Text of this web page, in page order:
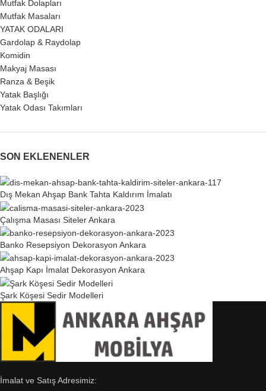
Mutfak Dolapları
Mutfak Masaları
YATAK ODALARI
Gardolap & Raydolap
Komidin
Makyaj Masası
Ranza & Beşik
Yatak Başlığı
Yatak Odası Takımları
SON EKLENENLER
Dış Mekan Ahşap Bank Tahta Kaldırım İmalatı
Çalışma Masası Siteler Ankara
Banko Resepsiyon Dekorasyon Ankara
Ahşap Kapı İmalat Dekorasyon Ankara
Şark Köşesi Sedir Modelleri
İmalat ve Satış Adresimiz: